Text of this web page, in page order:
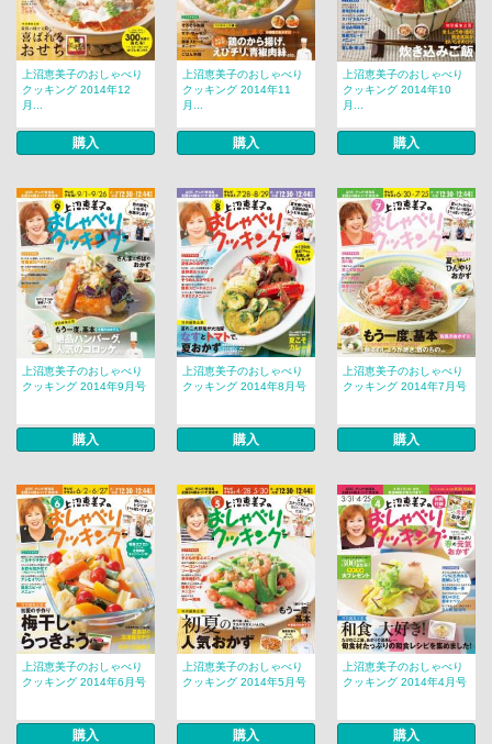
上沼恵美子のおしゃべり
クッキング 2014年12
月...
購入
上沼恵美子のおしゃべり
クッキング 2014年11
月...
購入
上沼恵美子のおしゃべり
クッキング 2014年10
月...
購入
上沼恵美子のおしゃべり
クッキング 2014年9月号
購入
上沼恵美子のおしゃべり
クッキング 2014年8月号
購入
上沼恵美子のおしゃべり
クッキング 2014年7月号
購入
上沼恵美子のおしゃべり
クッキング 2014年6月号
購入
上沼恵美子のおしゃべり
クッキング 2014年5月号
購入
上沼恵美子のおしゃべり
クッキング 2014年4月号
購入